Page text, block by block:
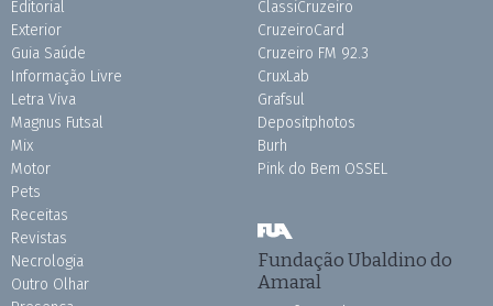
Editorial
Exterior
Guia Saúde
Informação Livre
Letra Viva
Magnus Futsal
Mix
Motor
Pets
Receitas
Revistas
Necrologia
Outro Olhar
ClassiCruzeiro
CruzeiroCard
Cruzeiro FM 92.3
CruxLab
Grafsul
Depositphotos
Burh
Pink do Bem OSSEL
Fundação Ubaldino do
Amaral